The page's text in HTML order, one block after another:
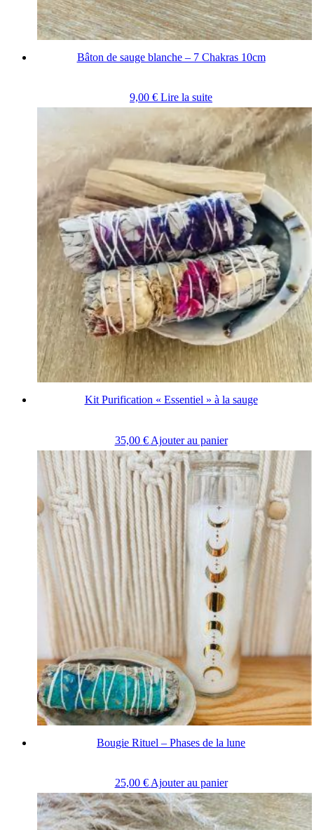
Bâton de sauge blanche – 7 Chakras 10cm
9,00 € Lire la suite
Kit Purification « Essentiel » à la sauge
35,00 € Ajouter au panier
Bougie Rituel – Phases de la lune
25,00 € Ajouter au panier